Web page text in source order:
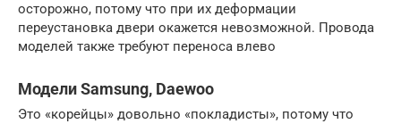
осторожно, потому что при их деформации
переустановка двери окажется невозможной. Провода
моделей также требуют переноса влево
Модели Samsung, Daewoo
Это «корейцы» довольно «покладисты», потому что